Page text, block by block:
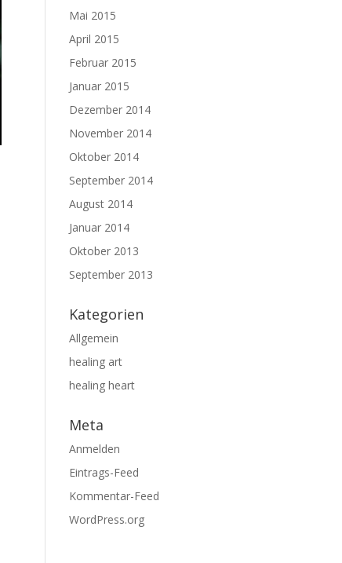
Mai 2015
April 2015
Februar 2015
Januar 2015
Dezember 2014
November 2014
Oktober 2014
September 2014
August 2014
Januar 2014
Oktober 2013
September 2013
Kategorien
Allgemein
healing art
healing heart
Meta
Anmelden
Eintrags-Feed
Kommentar-Feed
WordPress.org